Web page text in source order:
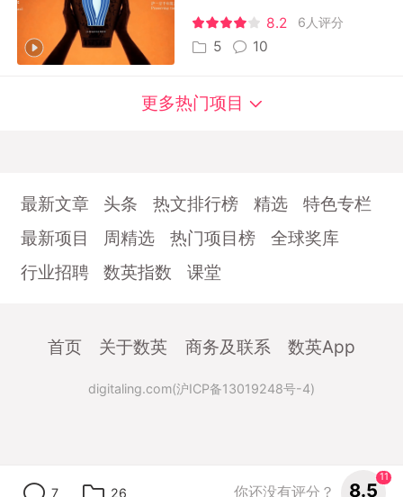
8.2 6人评分
5 10
更多热门项目
7 26 你还没有评分？ 8.5
11
最新文章 头条 热文排行榜 精选
特色专栏
最新项目
周精选 热门项目榜
全球奖库
行业招聘
数英指数 课堂
首页 关于数英 商务及联系 数英App
digitaling.com(沪ICP备13019248号-4)